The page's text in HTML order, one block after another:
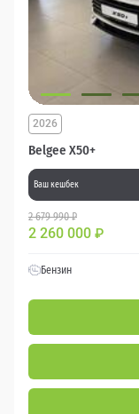
Belgee X50+
2026
Ваш кешбек
2 679 990 ₽
2 260 000 ₽
Бензин